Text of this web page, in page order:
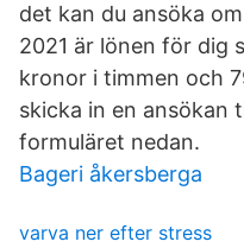
det kan du ansöka
2021 är lönen för dig
kronor i timmen och
skicka in en ansökan
formuläret nedan.
Bageri åkersberga
varva ner efter stress